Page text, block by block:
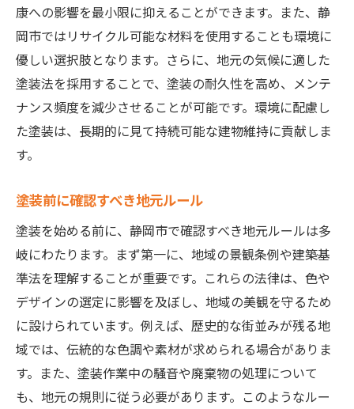
康への影響を最小限に抑えることができます。また、静
岡市ではリサイクル可能な材料を使用することも環境に
優しい選択肢となります。さらに、地元の気候に適した
塗装法を採用することで、塗装の耐久性を高め、メンテ
ナンス頻度を減少させることが可能です。環境に配慮し
た塗装は、長期的に見て持続可能な建物維持に貢献しま
す。
塗装前に確認すべき地元ルール
塗装を始める前に、静岡市で確認すべき地元ルールは多
岐にわたります。まず第一に、地域の景観条例や建築基
準法を理解することが重要です。これらの法律は、色や
デザインの選定に影響を及ぼし、地域の美観を守るため
に設けられています。例えば、歴史的な街並みが残る地
域では、伝統的な色調や素材が求められる場合がありま
す。また、塗装作業中の騒音や廃棄物の処理について
も、地元の規則に従う必要があります。このようなルー